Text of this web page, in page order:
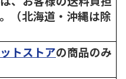
（北海道・沖縄は除
トストアの商品のみ